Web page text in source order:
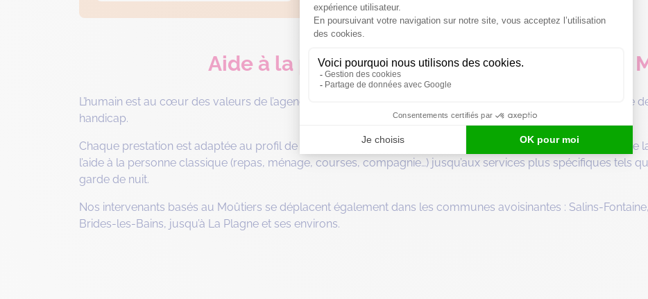
Aide à la personne et ménage à domicile à
L’humain est au cœur des valeurs de l’agence Destia Moûtiers. Nos équipes moutiéraines prennent en charge
handicap.
Chaque prestation est adaptée au profil de nos bénéficiaires. Nos auxiliaires de vie savoyardes proposent une
l’aide à la personne classique (repas, ménage, courses, compagnie…) jusqu’aux services plus spécifiques tels
garde de nuit.
Nos intervenants basés au Moûtiers se déplacent également dans les communes avoisinantes : Salins-
Brides-les-Bains, jusqu’à La Plagne et ses environs.